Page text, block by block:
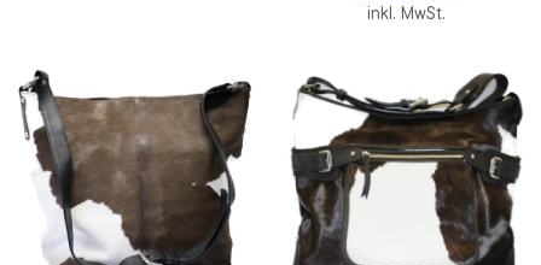
inkl. MwSt.
Zur Wunschliste hinzufügen
Zur Vergleichsliste hinzufügen
Schnellansicht